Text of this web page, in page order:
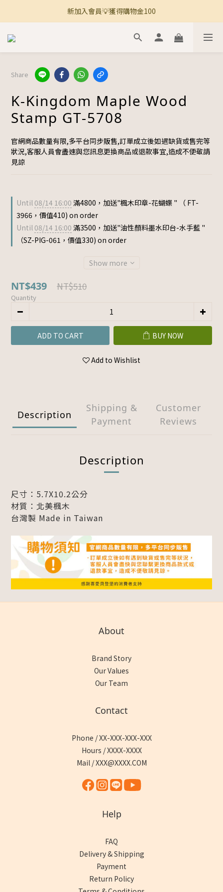
🚚 全館滿800免運 🚚
新加入會員💡獲得購物金100
🚚 全館滿800免運 🚚
Share
K-Kingdom Maple Wood
Stamp GT-5708
官網商品數量有限,多平台同步販售,訂單成立後如遇缺貨或售完等
狀況,客服人員會盡速與您訊息更換商品或退款事宜,造成不便敬請
見諒
Until 08/14 16:00 滿4800，加送"楓木印章-花蝴蝶 " （ FT-
3966，價值410) on order
Until 08/14 16:00 滿3500，加送"油性顏料墨水印台-水手藍 "
（SZ-PIG-061，價值330) on order
Show more
NT$439 NT$510
Quantity
ADD TO CART BUY NOW
Add to Wishlist
Description
Shipping &
Payment
Customer
Reviews
Description
尺寸：5.7X10.2公分
材質：北美楓木
台灣製 Made in Taiwan
About
Brand Story
Our Values
Our Team
Contact
Phone / XX-XXX-XXX-XXX
Hours / XXXX-XXXX
Mail / XXX@XXXX.COM
Help
FAQ
Delivery & Shipping
Payment
Return Policy